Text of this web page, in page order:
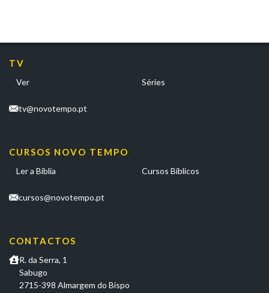
TV
Ver Séries
tv@novotempo.pt
CURSOS NOVO TEMPO
Ler a Bíblia Cursos Bíblicos
cursos@novotempo.pt
CONTACTOS
R. da Serra, 1
Sabugo
2715-398 Almargem do Bispo